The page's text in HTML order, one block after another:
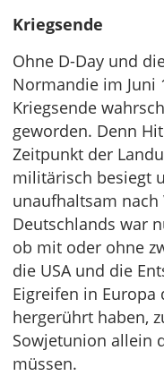
Kriegsende
Ohne D-Day und
Normandie im Juni
Kriegsende
geworden. Denn
Zeitpunkt der
militärisch besiegt
unaufhaltsam
Deutschlands war
ob mit oder ohne
die USA und die
Eigreifen in
hergerührt haben,
Sowjetunion allein
müssen.